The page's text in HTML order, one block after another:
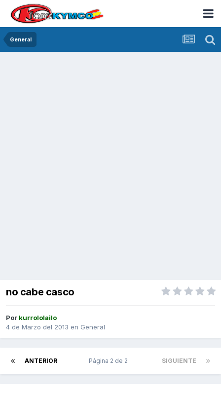
General
no cabe casco
Por kurrololailo
4 de Marzo del 2013 en General
ANTERIOR SIGUIENTE
Página 2 de 2